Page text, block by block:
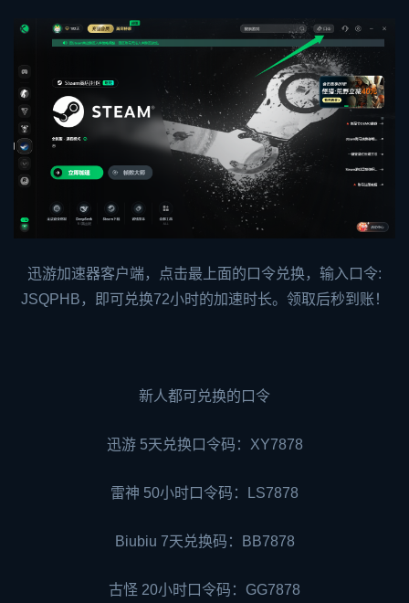
迅游加速器客户端，点击最上面的口令兑换，输入口令:
JSQPHB，即可兑换72小时的加速时长。领取后秒到账！
新人都可兑换的口令
迅游 5天兑换口令码：XY7878
雷神 50小时口令码：LS7878
Biubiu 7天兑换码：BB7878
古怪 20小时口令码：GG7878